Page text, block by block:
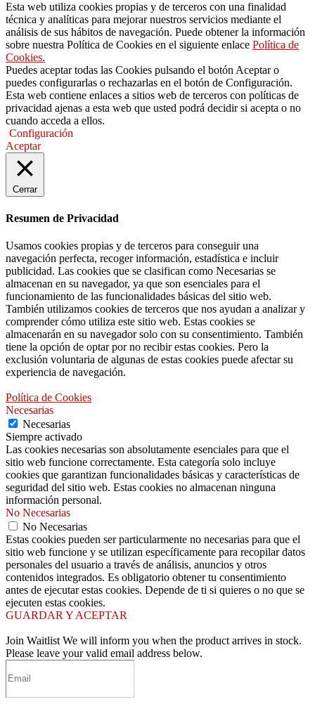
Esta web utiliza cookies propias y de terceros con una finalidad
técnica y analíticas para mejorar nuestros servicios mediante el
análisis de sus hábitos de navegación. Puede obtener la información
sobre nuestra Política de Cookies en el siguiente enlace Política de
Cookies.
Puedes aceptar todas las Cookies pulsando el botón Aceptar o
puedes configurarlas o rechazarlas en el botón de Configuración.
Esta web contiene enlaces a sitios web de terceros con políticas de
privacidad ajenas a esta web que usted podrá decidir si acepta o no
cuando acceda a ellos.
Configuración
Aceptar
Cerrar
Resumen de Privacidad
Usamos cookies propias y de terceros para conseguir una
navegación perfecta, recoger información, estadística e incluir
publicidad. Las cookies que se clasifican como Necesarias se
almacenan en su navegador, ya que son esenciales para el
funcionamiento de las funcionalidades básicas del sitio web.
También utilizamos cookies de terceros que nos ayudan a analizar y
comprender cómo utiliza este sitio web. Estas cookies se
almacenarán en su navegador solo con su consentimiento. También
tiene la opción de optar por no recibir estas cookies. Pero la
exclusión voluntaria de algunas de estas cookies puede afectar su
experiencia de navegación.
Política de Cookies
Necesarias
Necesarias
Siempre activado
Las cookies necesarias son absolutamente esenciales para que el
sitio web funcione correctamente. Esta categoría solo incluye
cookies que garantizan funcionalidades básicas y características de
seguridad del sitio web. Estas cookies no almacenan ninguna
información personal.
No Necesarias
No Necesarias
Estas cookies pueden ser particularmente no necesarias para que el
sitio web funcione y se utilizan específicamente para recopilar datos
personales del usuario a través de análisis, anuncios y otros
contenidos integrados. Es obligatorio obtener tu consentimiento
antes de ejecutar estas cookies. Depende de ti si quieres o no que se
ejecuten estas cookies.
GUARDAR Y ACEPTAR
Join Waitlist We will inform you when the product arrives in stock.
Please leave your valid email address below.